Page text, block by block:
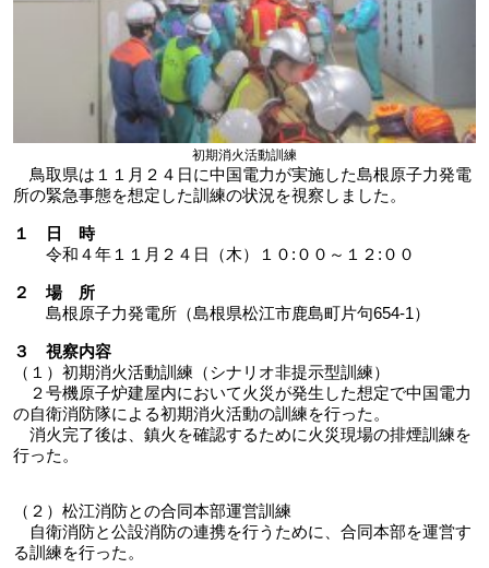
初期消火活動訓練
鳥取県は１１月２４日に中国電力が実施した島根原子力発電
所の緊急事態を想定した訓練の状況を視察しました。
１ 日 時
令和４年１１月２４日（木）１０:００～１２:００
２ 場 所
島根原子力発電所（島根県松江市鹿島町片句654-1）
３ 視察内容
（１）初期消火活動訓練（シナリオ非提示型訓練）
２号機原子炉建屋内において火災が発生した想定で中国電力
の自衛消防隊による初期消火活動の訓練を行った。
消火完了後は、鎮火を確認するために火災現場の排煙訓練を
行った。
（２）松江消防との合同本部運営訓練
自衛消防と公設消防の連携を行うために、合同本部を運営す
る訓練を行った。